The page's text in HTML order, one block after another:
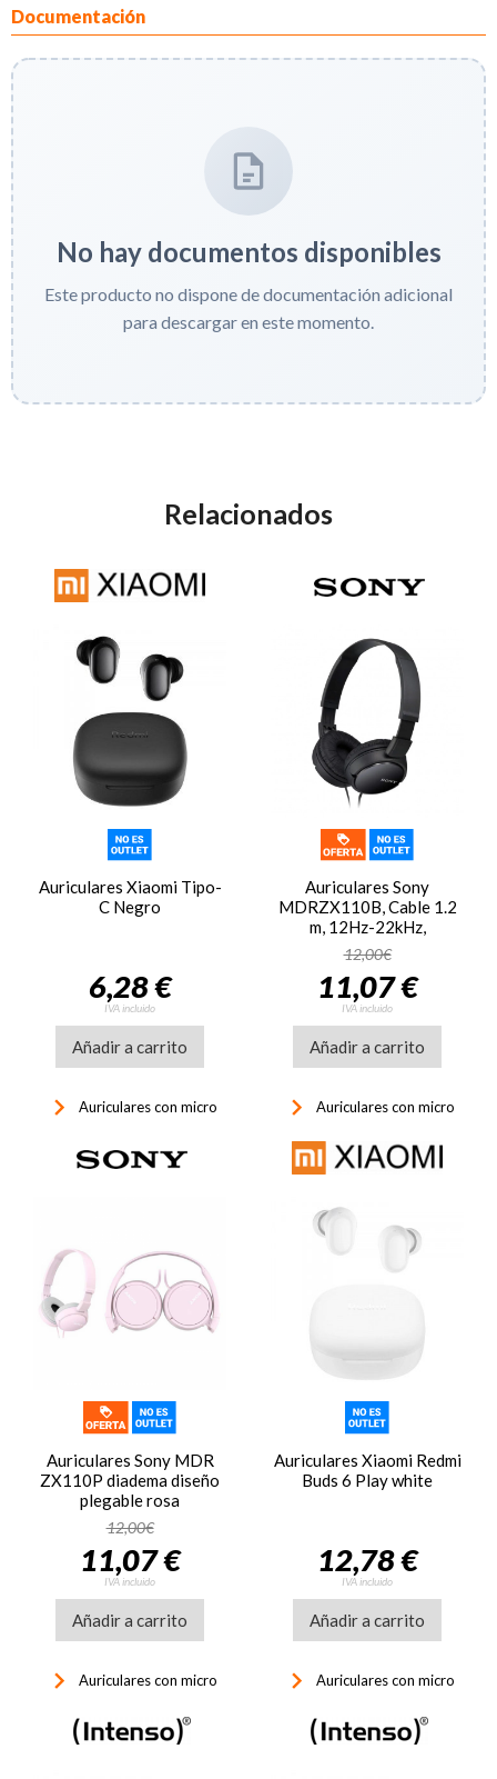
Documentación
No hay documentos disponibles
Este producto no dispone de documentación adicional
para descargar en este momento.
Relacionados
Auriculares Xiaomi Tipo-
C Negro
6,28 €
IVA incluido
Añadir a carrito
keyboard_arrow_right Auriculares con micro
Auriculares Sony
MDRZX110B, Cable 1.2
m, 12Hz-22kHz,
diafragma 30 mm, 24 oh
1kHz, 98 dB/mW, negro
12,00€
11,07 €
IVA incluido
Añadir a carrito
keyboard_arrow_right Auriculares con micro
Auriculares Sony MDR
ZX110P diadema diseño
plegable rosa
12,00€
11,07 €
IVA incluido
Añadir a carrito
keyboard_arrow_right Auriculares con micro
Auriculares Xiaomi Redmi
Buds 6 Play white
12,78 €
IVA incluido
Añadir a carrito
keyboard_arrow_right Auriculares con micro